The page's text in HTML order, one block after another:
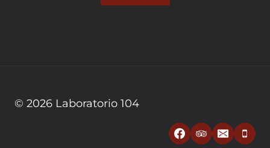
© 2026 Laboratorio 104